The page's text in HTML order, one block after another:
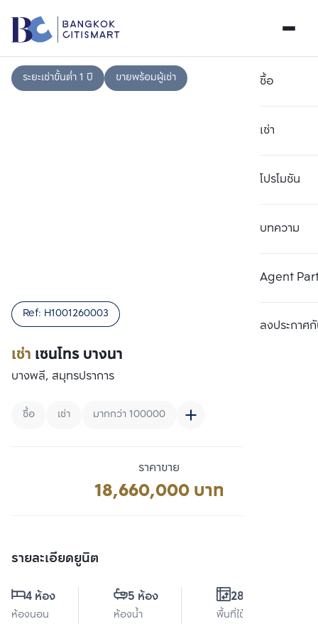
ซื้อ
เช่า
โปรโมชัน
บทความ
Agent
ลงประกาศกั
ระยะเช่าขั้นต่ำ 1 ปี ขายพร้อมผู้เช่า
เช่า เซนโทร บางนา
Ref: H1001260003
บางพลี, สมุทรปราการ
ซื้อ เช่า มากกว่า 100000
ราคาขาย
18,660,000 บาท
รายละเอียดยูนิต
4 ห้อง
ห้องนอน
5 ห้อง
ห้องน้ำ
280 ตร.ม.
พื้นที่ใช้สอย
เปรียบเทียบ